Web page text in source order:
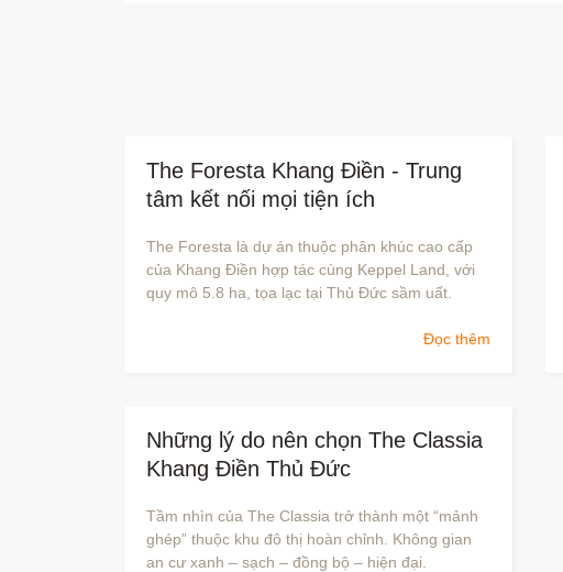
The Foresta Khang Điền - Trung
tâm kết nối mọi tiện ích
The Foresta là dự án thuộc phân khúc cao cấp
của Khang Điền hợp tác cùng Keppel Land, với
quy mô 5.8 ha, tọa lạc tại Thủ Đức sầm uất.
Đọc thêm
Những lý do nên chọn The Classia
Khang Điền Thủ Đức
Tầm nhìn của The Classia trở thành một “mảnh
ghép” thuộc khu đô thị hoàn chỉnh. Không gian
an cư xanh – sạch – đồng bộ – hiện đại.